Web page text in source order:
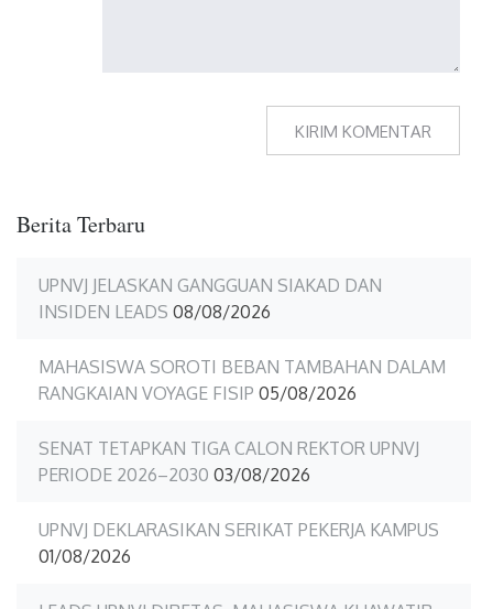
Berita Terbaru
UPNVJ JELASKAN GANGGUAN SIAKAD DAN
INSIDEN LEADS 08/08/2026
MAHASISWA SOROTI BEBAN TAMBAHAN DALAM
RANGKAIAN VOYAGE FISIP 05/08/2026
SENAT TETAPKAN TIGA CALON REKTOR UPNVJ
PERIODE 2026–2030 03/08/2026
UPNVJ DEKLARASIKAN SERIKAT PEKERJA KAMPUS
01/08/2026